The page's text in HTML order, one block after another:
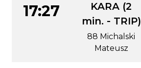
17:27
KARA (2
min. - TRIP)
88 Michalski
Mateusz